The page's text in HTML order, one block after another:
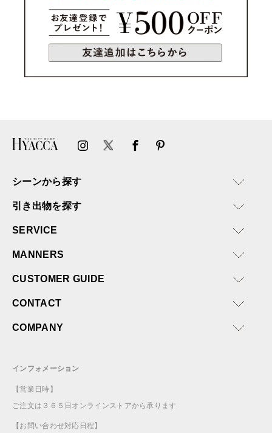
シーンから探す
引き出物を探す
SERVICE
MANNERS
CUSTOMER GUIDE
CONTACT
COMPANY
インフォメーション
【営業日時】
ご注文は３６５日オンラインストアから承ります
【お問い合わせ対応日程】